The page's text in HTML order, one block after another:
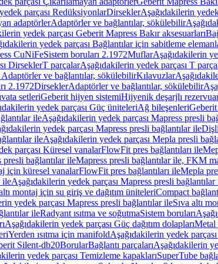
parçası RedüksiyonlarDirseklerAşağıdakilerin
adaptörlerAdaptörler ve bağlantılar, sökülebilir
yedek parçası Geberit Mapress Bakır aksesuarları
yedek parçası Bağlantılar için sabitleme
CuNiFeSistem boruları 2.1972MuflarAşağıdakilerin
DirseklerT parçalarAşağıdakilerin yedek parçası T
ve bağlantılar, sökülebilirKılavuzlar
2.1972DirseklerAdaptörler ve bağlantılar, sökülebilir
setleriGeberit hijyen sistemiHijyenik deşarjlı
yedek parçası Güç üniteleriAğ bileşenleri
ileAşağıdakilerin yedek parçası Mapress presli
yedek parçası Mapress presli bağlantılar ile
ileAşağıdakilerin yedek parçası Mepla presli
parçası Küresel vanalarFlowFit pres bağlantıları ile
presli bağlantılar ileMapress presli bağlantılar ile, FKM
için küresel vanalarFlowFit pres bağlantıları ileMepla
ileAşağıdakilerin yedek parçası Mapress presli bağlantılar
montaj için su giriş ve dağıtım üniteleriCompact
yedek parçası Mapress presli bağlantılar ileSıva altı
ileRadyant ısıtma ve soğutmaSistem boruları
Aşağıdakilerin yedek parçası Güç dağıtım dolaplarıMetal
Yerden ısıtma için manifoldAşağıdakilerin yedek
Silent-db20BorularBağlantı parçalarıAşağıdakilerin
yedek parçası Temizleme kapaklarıSuperTube